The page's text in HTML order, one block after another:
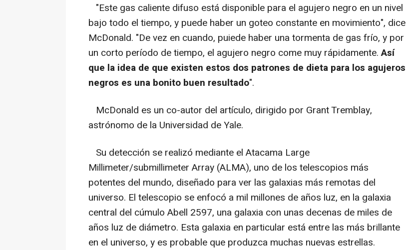
"Este gas caliente difuso está disponible para el agujero negro en un nivel
bajo todo el tiempo, y puede haber un goteo constante en movimiento", dice
McDonald. "De vez en cuando, puiede haber una tormenta de gas frío, y por
un corto período de tiempo, el agujero negro come muy rápidamente.Así
que la idea de que existen estos dos patrones de dieta para los agujeros
negros es una bonito buen resultado".
McDonald es un co-autor del artículo, dirigido por Grant Tremblay,
astrónomo de la Universidad de Yale.
Su detección se realizó mediante el Atacama Large
Millimeter/submillimeter Array (ALMA), uno de los telescopios más
potentes del mundo, diseñado para ver las galaxias más remotas del
universo. El telescopio se enfocó a mil millones de años luz, en la galaxia
central del cúmulo Abell 2597, una galaxia con unas decenas de miles de
años luz de diámetro. Esta galaxia en particular está entre las más brillante
en el universo, y es probable que produzca muchas nuevas estrellas.